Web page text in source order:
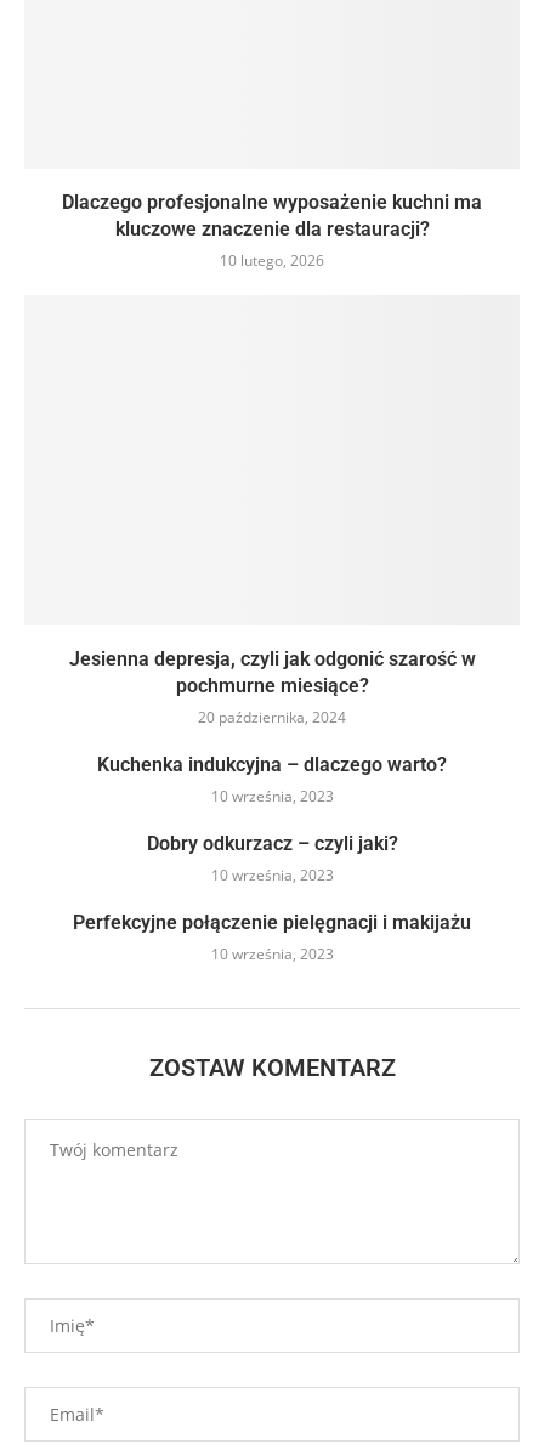
Dlaczego profesjonalne wyposażenie kuchni ma
kluczowe znaczenie dla restauracji?
10 lutego, 2026
Jesienna depresja, czyli jak odgonić szarość w
pochmurne miesiące?
20 października, 2024
Kuchenka indukcyjna – dlaczego warto?
10 września, 2023
Dobry odkurzacz – czyli jaki?
10 września, 2023
Perfekcyjne połączenie pielęgnacji i makijażu
10 września, 2023
ZOSTAW KOMENTARZ